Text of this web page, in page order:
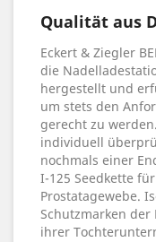
Qualität aus
Eckert & Ziegler
die
hergestellt und
um stets den
gerecht zu
individuell
nochmals einer
I-125 Seedkette
Prostatagewebe.
Schutzmarken der
ihrer